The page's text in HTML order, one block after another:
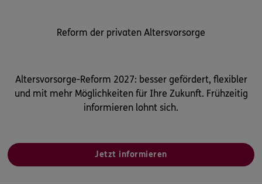
Reform der privaten Altersvorsorge
Altersvorsorge-Reform 2027: besser gefördert, flexibler
und mit mehr Möglichkeiten für Ihre Zukunft. Frühzeitig
informieren lohnt sich.
Jetzt informieren